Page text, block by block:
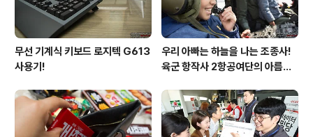
무선 기계식 키보드 로지텍 G613
사용기!
우리 아빠는 하늘을 나는 조종사!
육군 항작사 2항공여단의 아름다